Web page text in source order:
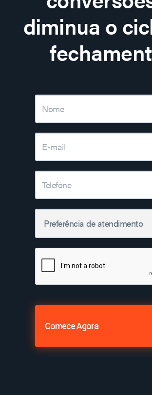
diminua o
Comece Agora